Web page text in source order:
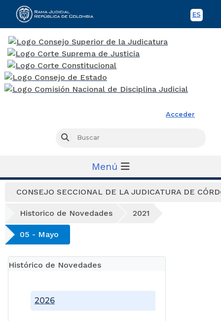
ES
Acceder
Buscar
Menú
CONSEJO SECCIONAL DE LA JUDICATURA DE
Historico de Novedades 2021
05 - Mayo
Histórico de Novedades
2026